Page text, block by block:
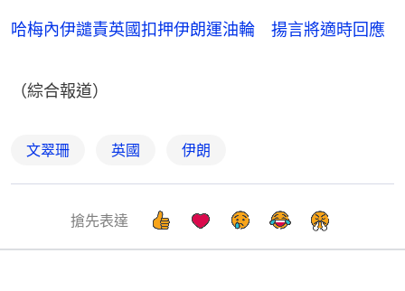
哈梅內伊譴責英國扣押伊朗運油輪 揚言將適時回應
（綜合報道）
文翠珊 英國 伊朗
搶先表達